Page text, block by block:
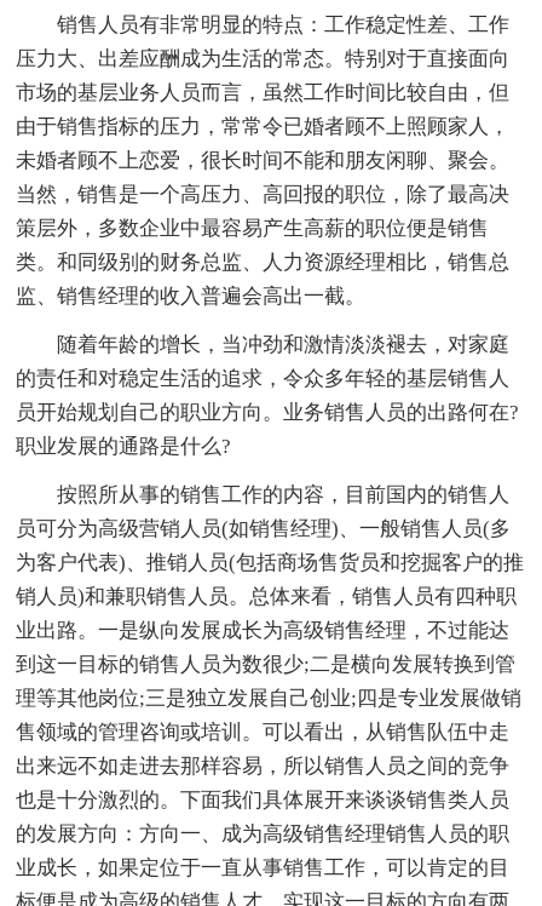
销售人员有非常明显的特点：工作稳定性差、工作
压力大、出差应酬成为生活的常态。特别对于直接面向
市场的基层业务人员而言，虽然工作时间比较自由，但
由于销售指标的压力，常常令已婚者顾不上照顾家人，
未婚者顾不上恋爱，很长时间不能和朋友闲聊、聚会。
当然，销售是一个高压力、高回报的职位，除了最高决
策层外，多数企业中最容易产生高薪的职位便是销售
类。和同级别的财务总监、人力资源经理相比，销售总
监、销售经理的收入普遍会高出一截。
随着年龄的增长，当冲劲和激情淡淡褪去，对家庭
的责任和对稳定生活的追求，令众多年轻的基层销售人
员开始规划自己的职业方向。业务销售人员的出路何在?
职业发展的通路是什么?
按照所从事的销售工作的内容，目前国内的销售人
员可分为高级营销人员(如销售经理)、一般销售人员(多
为客户代表)、推销人员(包括商场售货员和挖掘客户的推
销人员)和兼职销售人员。总体来看，销售人员有四种职
业出路。一是纵向发展成长为高级销售经理，不过能达
到这一目标的销售人员为数很少;二是横向发展转换到管
理等其他岗位;三是独立发展自己创业;四是专业发展做销
售领域的管理咨询或培训。可以看出，从销售队伍中走
出来远不如走进去那样容易，所以销售人员之间的竞争
也是十分激烈的。下面我们具体展开来谈谈销售类人员
的发展方向：方向一、成为高级销售经理销售人员的职
业成长，如果定位于一直从事销售工作，可以肯定的目